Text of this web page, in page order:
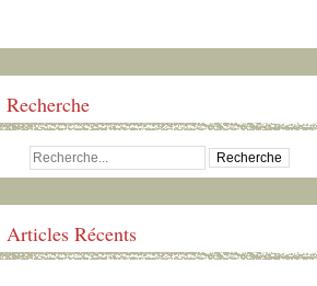
Recherche
Articles Récents